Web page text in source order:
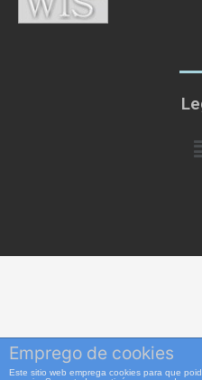
Emprego de cookies
Este sitio web emprega cookies para que